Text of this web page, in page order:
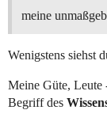
meine
Wenigstens siehst
Meine Güte, Leute
Begriff des